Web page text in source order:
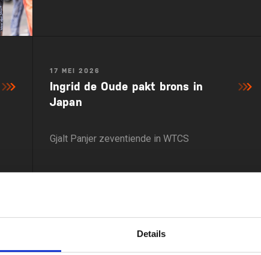
Details
17 MEI 2026
Ingrid de Oude pakt brons in
Japan
Gjalt Panjer zeventiende in WTCS
Vier Nederlanders aan de start in